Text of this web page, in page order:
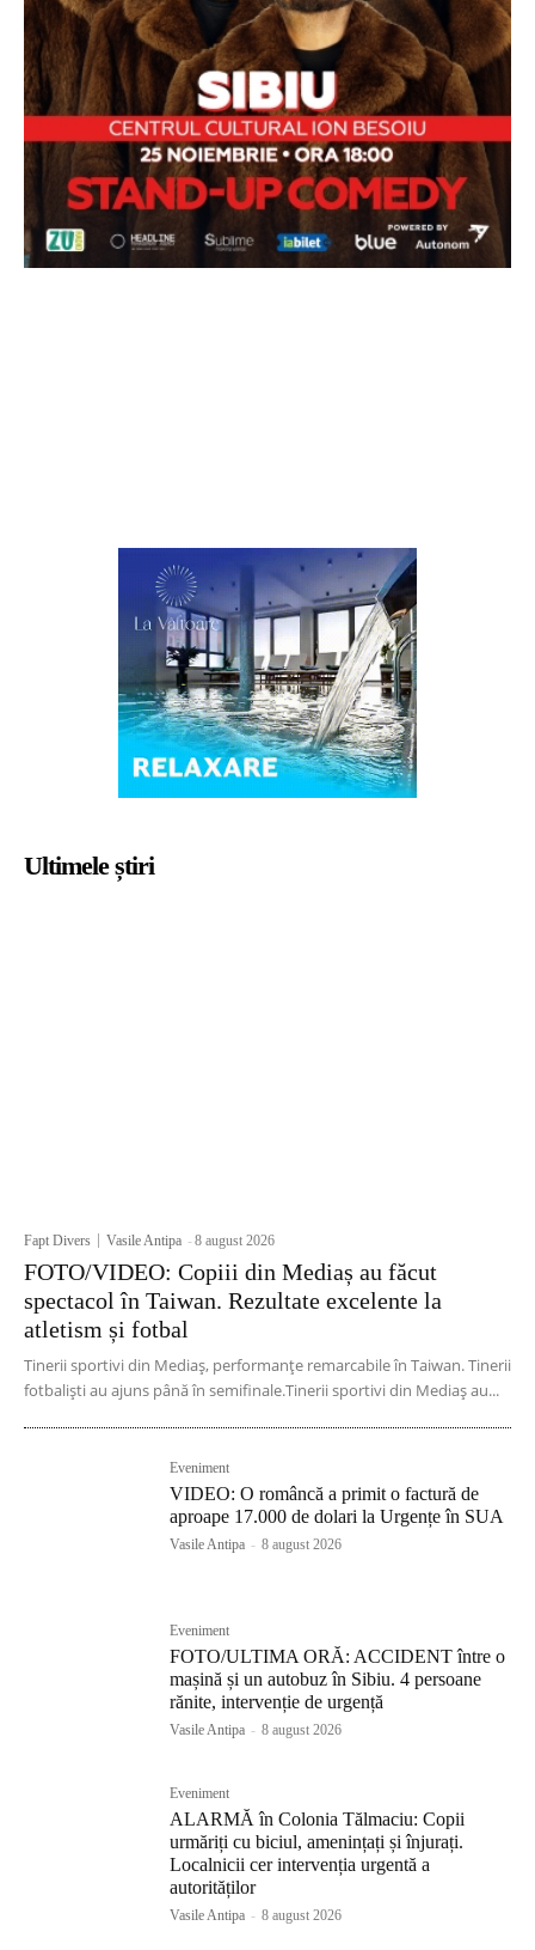
Ultimele știri
Fapt Divers Vasile Antipa -8 august 2026
FOTO/VIDEO: Copiii din Mediaș au făcut
spectacol în Taiwan. Rezultate excelente la
atletism și fotbal
Tinerii sportivi din Mediaș, performanțe remarcabile în Taiwan. Tinerii
fotbaliști au ajuns până în semifinale.Tinerii sportivi din Mediaș au...
Eveniment
VIDEO: O româncă a primit o factură de
aproape 17.000 de dolari la Urgențe în SUA
Vasile Antipa - 8 august 2026
Eveniment
FOTO/ULTIMA ORĂ: ACCIDENT între o
mașină și un autobuz în Sibiu. 4 persoane
rănite, intervenție de urgență
Vasile Antipa - 8 august 2026
Eveniment
ALARMĂ în Colonia Tălmaciu: Copii
urmăriți cu biciul, amenințați și înjurați.
Localnicii cer intervenția urgentă a
autorităților
Vasile Antipa - 8 august 2026